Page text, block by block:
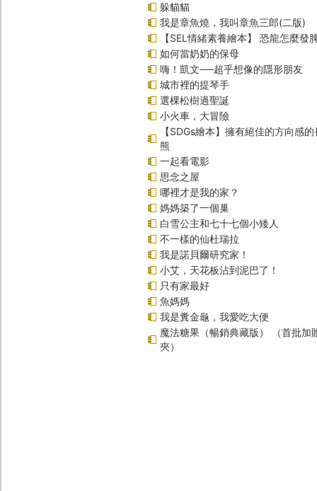
躲貓貓
我是章魚燒，我叫章魚三郎(二版)
【SEL情緒素養繪本】 恐龍怎麼發
如何當奶奶的保母
嗨！凱文──超乎想像的隱形朋友
城市裡的提琴手
選棵松樹過聖誕
小火車，大冒險
【SDGs繪本】擁有絕佳的方向感
熊
一起看電影
思念之屋
哪裡才是我的家？
媽媽築了一個巢
白雪公主和七十七個小矮人
不一樣的仙杜瑞拉
我是諾貝爾研究家！
小艾，天花板沾到泥巴了！
只有家最好
魚媽媽
我是糞金龜，我愛吃大便
魔法糖果（暢銷典藏版） （首批加
夾）